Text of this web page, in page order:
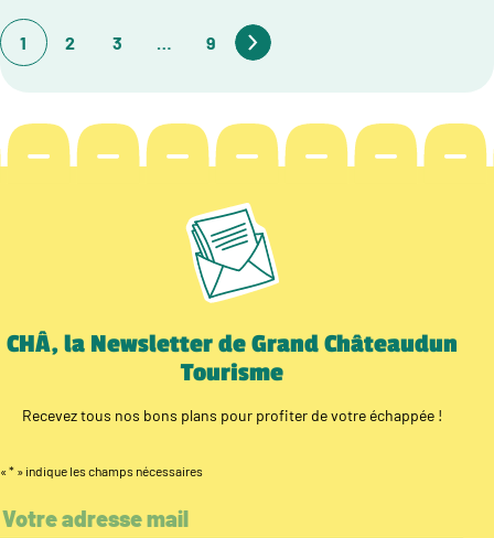
1 2 3 … 9
CHÂ, la Newsletter de Grand Châteaudun
Tourisme
Recevez tous nos bons plans pour profiter de votre échappée !
« * » indique les champs nécessaires